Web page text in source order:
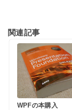
関連記事
WPFの本購入